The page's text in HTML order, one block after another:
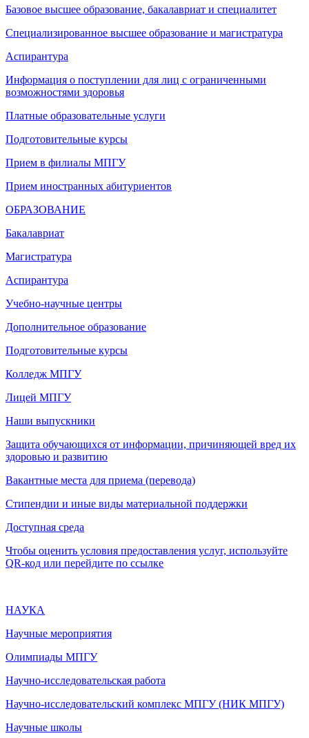
Базовое высшее образование, бакалавриат и специалитет
Специализированное высшее образование и магистратура
Аспирантура
Информация о поступлении для лиц с ограниченными
возможностями здоровья
Платные образовательные услуги
Подготовительные курсы
Прием в филиалы МПГУ
Прием иностранных абитуриентов
ОБРАЗОВАНИЕ
Бакалавриат
Магистратура
Аспирантура
Учебно-научные центры
Дополнительное образование
Подготовительные курсы
Колледж МПГУ
Лицей МПГУ
Наши выпускники
Защита обучающихся от информации, причиняющей вред их
здоровью и развитию
Вакантные места для приема (перевода)
Стипендии и иные виды материальной поддержки
Доступная среда
Чтобы оценить условия предоставления услуг, используйте
QR-код или перейдите по ссылке
НАУКА
Научные мероприятия
Олимпиады МПГУ
Научно-исследовательская работа
Научно-исследовательский комплекс МПГУ (НИК МПГУ)
Научные школы